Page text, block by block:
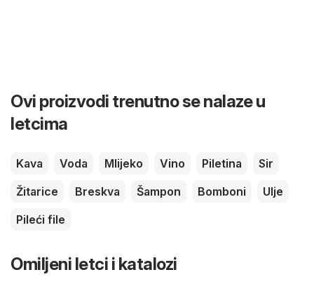
Ovi proizvodi trenutno se nalaze u
letcima
Kava Voda Mlijeko Vino Piletina
Sir
Žitarice
Breskva Šampon Bomboni
Ulje
Pileći file
Omiljeni letci i katalozi